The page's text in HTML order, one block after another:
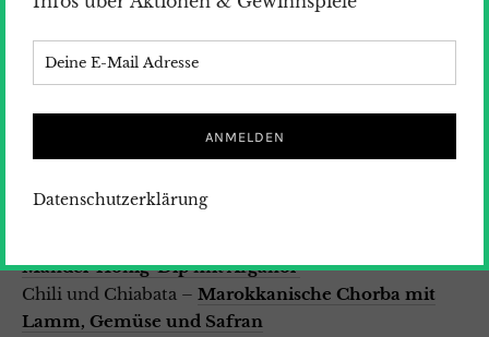
Low-n-slow mitDafina aus dem Slowcooker
Harira:Marokkanische
Hühnersuppe
Kichererbsensuppe mit Lamm
Mandel-Honig-Dip mit Arganöl
Chili und Chiabata – Marokkanische Chorba mit
Lamm, Gemüse und Safran
Datenschutzerklärung